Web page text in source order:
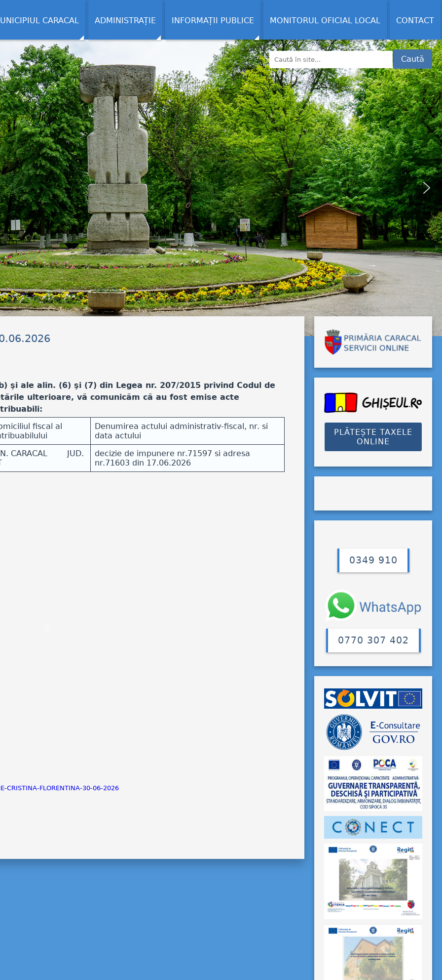
CARACAL ADMINISTRAȚIE INFORMAȚII PUBLICE MONITORUL OFICIAL LOCAL CONTACT
Caută
ale alin. (6) şi (7) din Legea nr. 207/2015 privind Codul de
ulterioare, vă comunicăm că au fost emise acte
fiscal al
Denumirea actului administrativ-fiscal, nr. si
data actului
CARACAL JUD.
decizie de impunere nr.71597 si adresa
nr.71603 din 17.06.2026
FLORENTINA-30-06-2026
PLĂTEȘTE TAXELE
ONLINE
0349 910
0770 307 402